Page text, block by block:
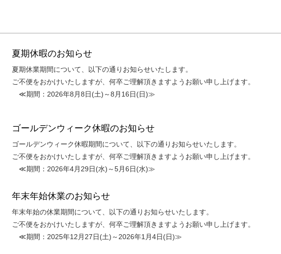
夏期休暇のお知らせ
夏期休業期間について、以下の通りお知らせいたします。
ご不便をおかけいたしますが、何卒ご理解頂きますようお願い申し上げます。
≪期間：2026年8月8日(土)～8月16日(日)≫
ゴールデンウィーク休暇のお知らせ
ゴールデンウィーク休暇期間について、以下の通りお知らせいたします。
ご不便をおかけいたしますが、何卒ご理解頂きますようお願い申し上げます。
≪期間：2026年4月29日(水)～5月6日(水)≫
年末年始休業のお知らせ
年末年始の休業期間について、以下の通りお知らせいたします。
ご不便をおかけいたしますが、何卒ご理解頂きますようお願い申し上げます。
≪期間：2025年12月27日(土)～2026年1月4日(日)≫